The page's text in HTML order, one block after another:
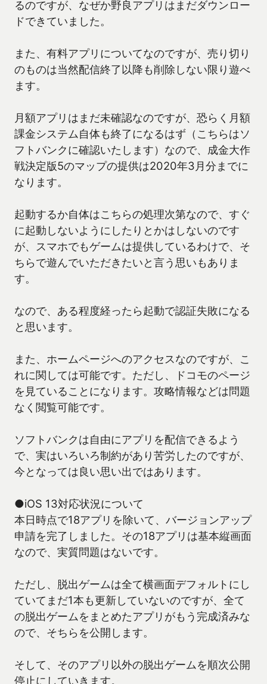
るのですが、なぜか野良アプリはまだダウンロー
ドできていました。
また、有料アプリについてなのですが、売り切り
のものは当然配信終了以降も削除しない限り遊べ
ます。
月額アプリはまだ未確認なのですが、恐らく月額
課金システム自体も終了になるはず（こちらはソ
フトバンクに確認いたします）なので、成金大作
戦決定版5のマップの提供は2020年3月分までに
なります。
起動するか自体はこちらの処理次第なので、すぐ
に起動しないようにしたりとかはしないのです
が、スマホでもゲームは提供しているわけで、そ
ちらで遊んでいただきたいと言う思いもありま
す。
なので、ある程度経ったら起動で認証失敗になる
と思います。
また、ホームページへのアクセスなのですが、こ
れに関しては可能です。ただし、ドコモのページ
を見ていることになります。攻略情報などは問題
なく閲覧可能です。
ソフトバンクは自由にアプリを配信できるよう
で、実はいろいろ制約があり苦労したのですが、
今となっては良い思い出ではあります。
●iOS 13対応状況について
本日時点で18アプリを除いて、バージョンアップ
申請を完了しました。その18アプリは基本縦画面
なので、実質問題はないです。
ただし、脱出ゲームは全て横画面デフォルトにし
ていてまだ1本も更新していないのですが、全て
の脱出ゲームをまとめたアプリがもう完成済みな
ので、そちらを公開します。
そして、そのアプリ以外の脱出ゲームを順次公開
停止にしていきます。